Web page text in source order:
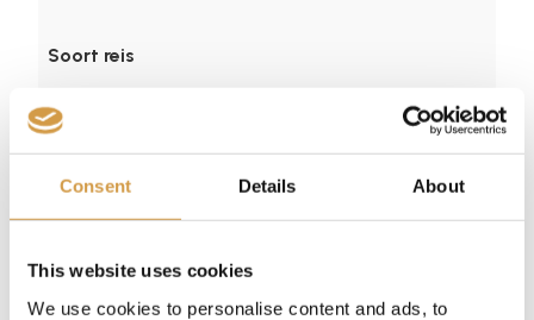
Consent Details About
This website uses cookies
We use cookies to personalise content and ads, to
Soort reis
Reisduur